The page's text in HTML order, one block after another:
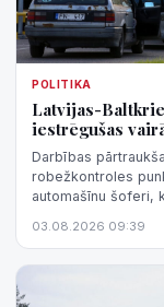
POLITIKA
Latvijas-
iestrēgušas
Darbības
robežkontroles
automašīnu šoferi,
03.08.2026 09:39